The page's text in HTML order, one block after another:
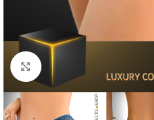
Click to enlarge